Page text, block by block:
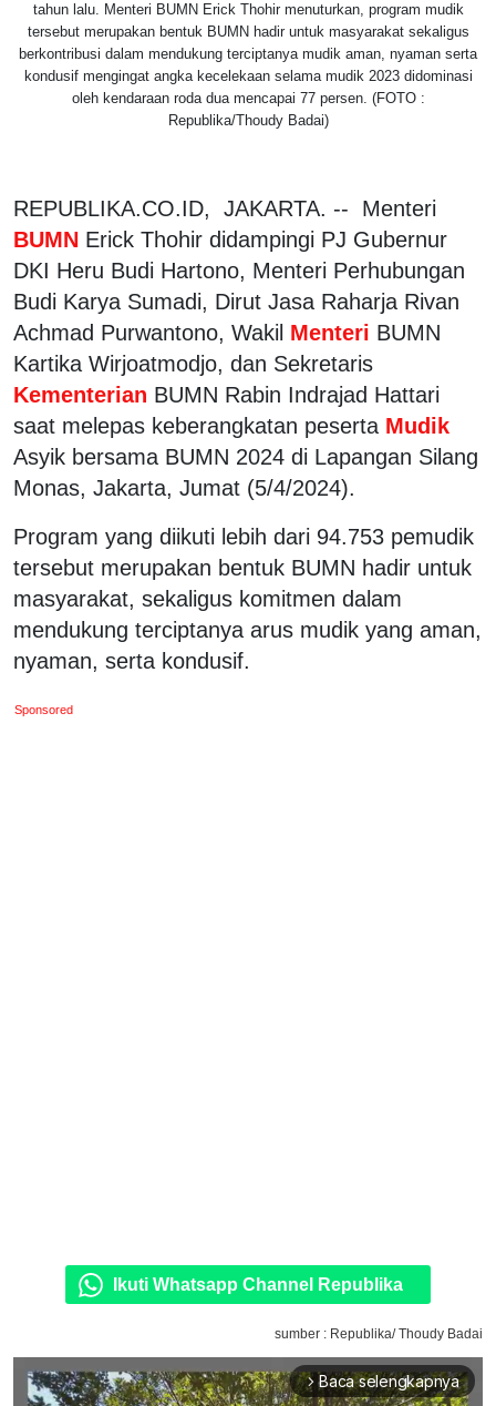
tahun lalu. Menteri BUMN Erick Thohir menuturkan, program mudik
tersebut merupakan bentuk BUMN hadir untuk masyarakat sekaligus
berkontribusi dalam mendukung terciptanya mudik aman, nyaman serta
kondusif mengingat angka kecelekaan selama mudik 2023 didominasi
oleh kendaraan roda dua mencapai 77 persen. (FOTO :
Republika/Thoudy Badai)
REPUBLIKA.CO.ID, JAKARTA. -- Menteri
BUMN Erick Thohir didampingi PJ Gubernur
DKI Heru Budi Hartono, Menteri Perhubungan
Budi Karya Sumadi, Dirut Jasa Raharja Rivan
Achmad Purwantono, Wakil Menteri BUMN
Kartika Wirjoatmodjo, dan Sekretaris
Kementerian BUMN Rabin Indrajad Hattari
saat melepas keberangkatan peserta Mudik
Asyik bersama BUMN 2024 di Lapangan Silang
Monas, Jakarta, Jumat (5/4/2024).
Program yang diikuti lebih dari 94.753 pemudik
tersebut merupakan bentuk BUMN hadir untuk
masyarakat, sekaligus komitmen dalam
mendukung terciptanya arus mudik yang aman,
nyaman, serta kondusif.
Sponsored
Ikuti Whatsapp Channel Republika
sumber : Republika/ Thoudy Badai
arrow_forward_ios Baca selengkapnya